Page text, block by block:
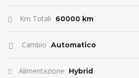
Km Totali 60000 km
Cambio Automatico
Alimentazione Hybrid